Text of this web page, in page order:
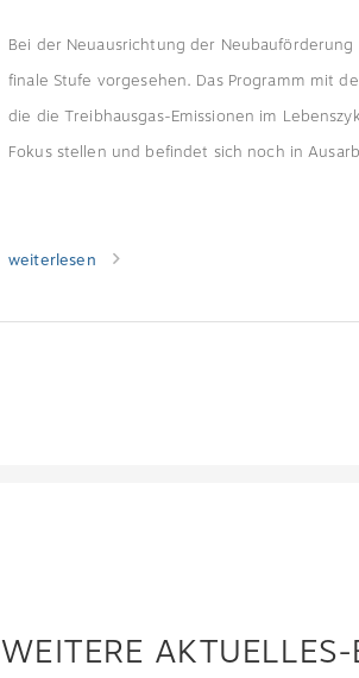
Bei der Neuausrichtung der
finale Stufe vorgesehen. Das Programm mit
die die Treibhausgas-Emissionen im
Fokus stellen und befindet sich noch in
weiterlesen
WEITERE